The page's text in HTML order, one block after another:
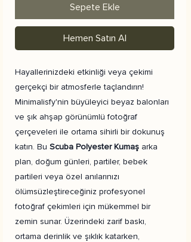
Sepete Ekle
Hemen Satın Al
Hayallerinizdeki etkinliği veya çekimi
gerçekçi bir atmosferle taçlandırın!
Minimalisfy'nin büyüleyici beyaz balonları
ve şık ahşap görünümlü fotoğraf
çerçeveleri ile ortama sihirli bir dokunuş
katın. Bu Scuba Polyester Kumaş arka
plan, doğum günleri, partiler, bebek
partileri veya özel anılarınızı
ölümsüzleştireceğiniz profesyonel
fotoğraf çekimleri için mükemmel bir
zemin sunar. Üzerindeki zarif baskı,
ortama derinlik ve şıklık katarken,